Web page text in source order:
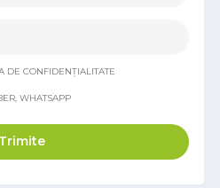
DE CONFIDENȚIALITATE
WHATSAPP
Trimite